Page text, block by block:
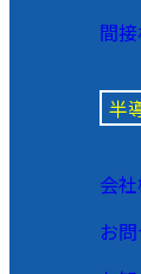
間
半
会
お